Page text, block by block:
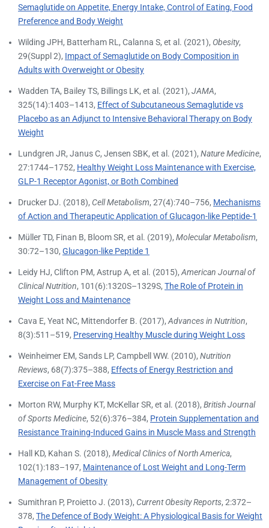
Semaglutide on Appetite, Energy Intake, Control of Eating, Food
Preference and Body Weight
Wilding JPH, Batterham RL, Calanna S, et al. (2021), Obesity,
29(Suppl 2), Impact of Semaglutide on Body Composition in
Adults with Overweight or Obesity
Wadden TA, Bailey TS, Billings LK, et al. (2021), JAMA,
325(14):1403–1413, Effect of Subcutaneous Semaglutide vs
Placebo as an Adjunct to Intensive Behavioral Therapy on Body
Weight
Lundgren JR, Janus C, Jensen SBK, et al. (2021), Nature Medicine,
27:1744–1752, Healthy Weight Loss Maintenance with Exercise,
GLP-1 Receptor Agonist, or Both Combined
Drucker DJ. (2018), Cell Metabolism, 27(4):740–756, Mechanisms
of Action and Therapeutic Application of Glucagon-like Peptide-1
Müller TD, Finan B, Bloom SR, et al. (2019), Molecular Metabolism,
30:72–130, Glucagon-like Peptide 1
Leidy HJ, Clifton PM, Astrup A, et al. (2015), American Journal of
Clinical Nutrition, 101(6):1320S–1329S, The Role of Protein in
Weight Loss and Maintenance
Cava E, Yeat NC, Mittendorfer B. (2017), Advances in Nutrition,
8(3):511–519, Preserving Healthy Muscle during Weight Loss
Weinheimer EM, Sands LP, Campbell WW. (2010), Nutrition
Reviews, 68(7):375–388, Effects of Energy Restriction and
Exercise on Fat-Free Mass
Morton RW, Murphy KT, McKellar SR, et al. (2018), British Journal
of Sports Medicine, 52(6):376–384, Protein Supplementation and
Resistance Training-Induced Gains in Muscle Mass and Strength
Hall KD, Kahan S. (2018), Medical Clinics of North America,
102(1):183–197, Maintenance of Lost Weight and Long-Term
Management of Obesity
Sumithran P, Proietto J. (2013), Current Obesity Reports, 2:372–
378, The Defence of Body Weight: A Physiological Basis for Weight